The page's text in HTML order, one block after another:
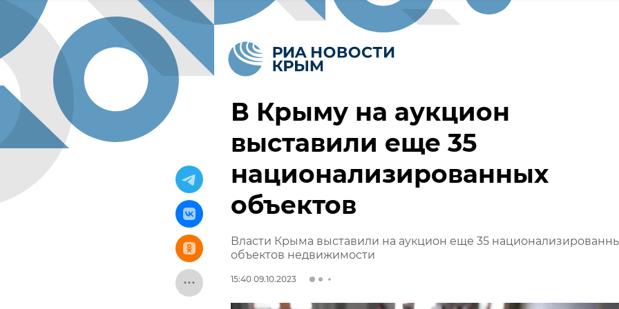
В Крыму на аукцион
выставили еще 35
национализированных
объектов
Власти Крыма выставили на аукцион еще 35
объектов недвижимости
15:40 09.10.2023